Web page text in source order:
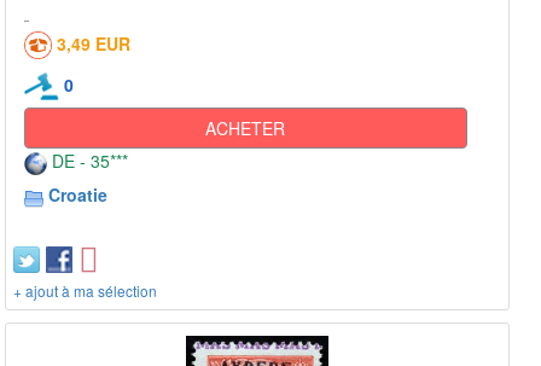
3,49 EUR
0
ACHETER
DE - 35***
Croatie
+ ajout à ma sélection